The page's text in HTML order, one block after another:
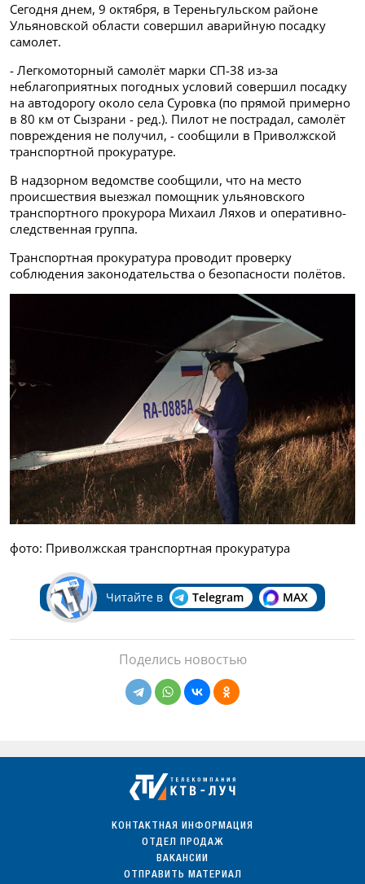
Сегодня днем, 9 октября, в Тереньгульском районе
Ульяновской области совершил аварийную посадку
самолет.
- Легкомоторный самолёт марки СП-38 из-за
неблагоприятных погодных условий совершил посадку
на автодорогу около села Суровка (по прямой примерно
в 80 км от Сызрани - ред.). Пилот не пострадал, самолёт
повреждения не получил, - сообщили в Приволжской
транспортной прокуратуре.
В надзорном ведомстве сообщили, что на место
происшествия выезжал помощник ульяновского
транспортного прокурора Михаил Ляхов и оперативно-
следственная группа.
Транспортная прокуратура проводит проверку
соблюдения законодательства о безопасности полётов.
фото: Приволжская транспортная прокуратура
Читайте в Telegram MAX
Поделись новостью
КОНТАКТНАЯ ИНФОРМАЦИЯ
ОТДЕЛ ПРОДАЖ
ВАКАНСИИ
ОТПРАВИТЬ МАТЕРИАЛ